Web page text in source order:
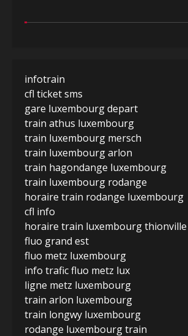
infotrain
cfl ticket sms
gare luxembourg depart
train athus luxembourg
train luxembourg mersch
train luxembourg arlon
train hagondange luxembourg
train luxembourg rodange
horaire train rodange luxembourg
cfl info
horaire train luxembourg thionville
fluo grand est
fluo metz luxembourg
info trafic fluo metz lux
ligne metz luxembourg
train arlon luxembourg
train longwy luxembourg
rodange luxembourg train